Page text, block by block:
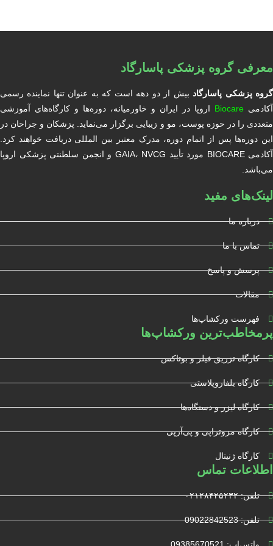
معرفی گروه پزشکی پاسارگاد
گروه پزشکی پاسارگادبیش از دو دهه است که به عنوان تنها نماینده رسمی
آکادمی Biocare اروپا در ایران و خاورمیانه، دوره‌ها و کارگاه‌های آموزشی
متعددی را در حوزه پوست، مو و زیبایی برگزار می‌نماید. پزشکان و جراحان در
این دوره‌ها پس از اتمام دوره، مدرک معتبر بین المللی دریافت خواهند کرد.
آکادمی BIOCARE مورد تأیید GAIA، NVCG و انجمن سلطنتی پزشکی اروپا
می‌باشد.
لینک‌های مفید
درباره ما
تماس با ما
پرسش و پاسخ
مقالات
فهرست ورکشاپ‌ها
پرمخاطب‌ترین ورکشاپ‌ها
کارگاه تزریق فیلر و بوتاکس
کارگاه بلفاروپلاستی
کارگاه لیزر و دستگاه‌ها
کارگاه مزوتراپی و پی‌آرپی
کارگاه ژنیتال
اطلاعات تماس
تلفن: ۰۲۱۲۸۴۲۵۲۳۲
تلفن: 09022842523